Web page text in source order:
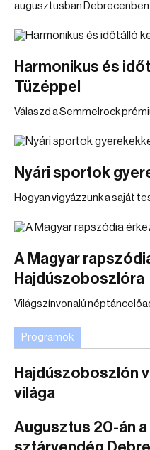
augusztusban Debrecenben.
Harmonikus és
Tüzéppel
Válaszd a Semmelrock
Nyári sportok
Hogyan vigyázzunk a saját
A Magyar
Hajdúszoboszlóra
Világszínvonalú
Programok
Hajdúszoboszlón
világa
Augusztus 20-án a